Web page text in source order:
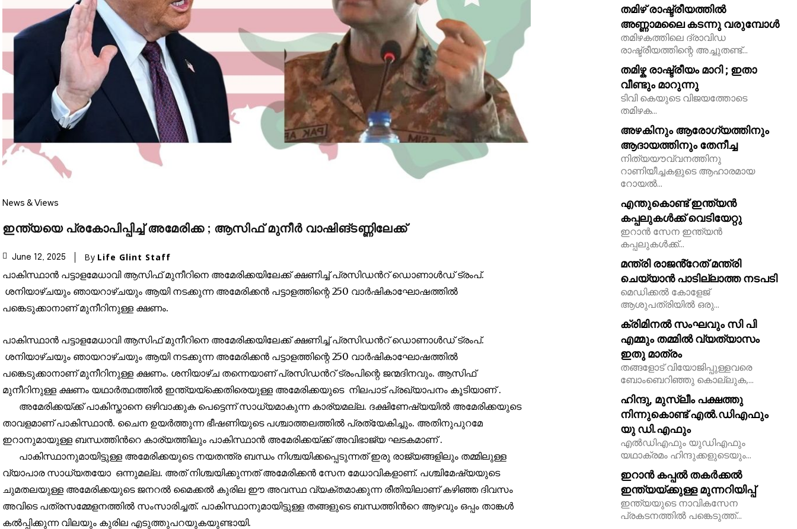
Join our community of
To subscribe, simply enter your email address on our website or click
the subscribe button below. Don't worry, we respect your privacy and
won't spam your inbox. Your information is safe with us.
Followers Followers
News & Views
ഇന്ത്യയെ പ്രകോപിപ്പിച്ച് അമേരിക്ക ; ആസിഫ് മുനീർ വാഷിങ്ടണ്ണിലേക്ക്
June 12, 2025 By Life Glint Staff
പാകിസ്ഥാൻ പട്ടാളമേധാവി ആസിഫ് മുനീറിനെ അമേരിക്കയിലേക്ക് ക്ഷണിച്ച് പ്രസിഡൻറ് ഡൊണാൾഡ് ട്രംപ്.
ശനിയാഴ്ചയും ഞായറാഴ്ചയും ആയി നടക്കുന്ന അമേരിക്കൻ പട്ടാളത്തിന്റെ 250 വാർഷികാഘോഷത്തിൽ
പങ്കെടുക്കാനാണ് മുനീറിനുള്ള ക്ഷണം.
പാകിസ്ഥാൻ പട്ടാളമേധാവി ആസിഫ് മുനീറിനെ അമേരിക്കയിലേക്ക് ക്ഷണിച്ച് പ്രസിഡൻറ് ഡൊണാൾഡ് ട്രംപ്.
ശനിയാഴ്ചയും ഞായറാഴ്ചയും ആയി നടക്കുന്ന അമേരിക്കൻ പട്ടാളത്തിന്റെ 250 വാർഷികാഘോഷത്തിൽ
പങ്കെടുക്കാനാണ് മുനീറിനുള്ള ക്ഷണം. ശനിയാഴ്ച തന്നെയാണ് പ്രസിഡൻറ് ട്രംപിന്റെ ജന്മദിനവും. ആസിഫ്
മുനീറിനുള്ള ക്ഷണം യഥാർത്ഥത്തിൽ ഇന്ത്യയ്ക്കെതിരെയുള്ള അമേരിക്കയുടെ നിലപാട് പ്രഖ്യാപനം കൂടിയാണ് .
അമേരിക്കയ്ക്ക് പാകിസ്താനെ ഒഴിവാക്കുക പെട്ടെന്ന് സാധ്യമാകുന്ന കാര്യമല്ല. ദക്ഷിണേഷ്യയിൽ അമേരിക്കയുടെ
താവളമാണ് പാകിസ്ഥാൻ. ചൈന ഉയർത്തുന്ന ഭീഷണിയുടെ പശ്ചാത്തലത്തിൽ പ്രത്യേകിച്ചും. അതിനുപുറമേ
ഇറാനുമായുള്ള ബന്ധത്തിൻറെ കാര്യത്തിലും പാകിസ്ഥാൻ അമേരിക്കയ്ക്ക് അവിഭാജ്യ ഘടകമാണ് .
പാകിസ്ഥാനുമായിട്ടുള്ള അമേരിക്കയുടെ നയതന്ത്ര ബന്ധം നിശ്ചയിക്കപ്പെടുന്നത് ഇരു രാജ്യങ്ങളിലും തമ്മിലുള്ള
വ്യാപാര സാധ്യതയോ ഒന്നുമല്ല. അത് നിശ്ചയിക്കുന്നത് അമേരിക്കൻ സേന മേധാവികളാണ്. പശ്ചിമേഷ്യയുടെ
ചുമതലയുള്ള അമേരിക്കയുടെ ജനറൽ മൈക്കൽ കുരില ഈ അവസ്ഥ വ്യക്തമാക്കുന്ന രീതിയിലാണ് കഴിഞ്ഞ ദിവസം
അവിടെ പത്രസമ്മേളനത്തിൽ സംസാരിച്ചത്. പാകിസ്ഥാനുമായിട്ടുള്ള തങ്ങളുടെ ബന്ധത്തിൻറെ ആഴവും ഒപ്പം താങ്കൾ
കൽപ്പിക്കുന്ന വിലയും കുരില എടുത്തുപറയുകയുണ്ടായി.
തമിഴ് രാഷ്ട്രീയത്തിൽ
അണ്ണാമലൈ കടന്നു വരുമ്പോൾ
തമിഴകത്തിലെ ദ്രാവിഡ
രാഷ്ട്രീയത്തിന്റെ അച്ചുതണ്ട്...
തമിഴ്ക രാഷ്ട്രീയം മാറി ; ഇതാ
വീണ്ടും മാറുന്നു
ടിവി കെയുടെ വിജയത്തോടെ
തമിഴക...
അഴകിനും ആരോഗ്യത്തിനും
ആദായത്തിനും തേനീച്ച
നിത്യയൗവ്വനത്തിനു
റാണിയീച്ചകളുടെ ആഹാരമായ
റോയല്‍...
എന്തുകൊണ്ട് ഇന്ത്യൻ
കപ്പലുകൾക്ക് വെടിയേറ്റു
ഇറാൻ സേന ഇന്ത്യൻ
കപ്പലുകൾക്ക്...
മന്ത്രി രാജൻ്റേത് മന്ത്രി
ചെയ്യാൻ പാടില്ലാത്ത നടപടി
മെഡിക്കൽ കോളേജ്
ആശുപത്രിയിൽ ഒരു...
ക്രിമിനൽ സംഘവും സി പി
എമ്മും തമ്മിൽ വ്യത്യാസം
ഇതു മാത്രം
തങ്ങളോട് വിയോജിപ്പുള്ളവരെ
ബോംബെറിഞ്ഞു കൊല്ലുക,...
ഹിന്ദു, മുസ്ലീം പക്ഷത്തു
നിന്നുകൊണ്ട് എൽ.ഡിഎഫും
യു ഡി.എഫും
എൽഡിഎഫും യുഡിഎഫും
യഥാക്രമം ഹിന്ദുക്കളുടെയും...
ഇറാൻ കപ്പൽ തകർക്കൽ
ഇന്ത്യയ്ക്കുള്ള മുന്നറിയിപ്പ്
ഇന്ത്യയുടെ നാവികസേന
പ്രകടനത്തിൽ പങ്കെടുത്ത്...